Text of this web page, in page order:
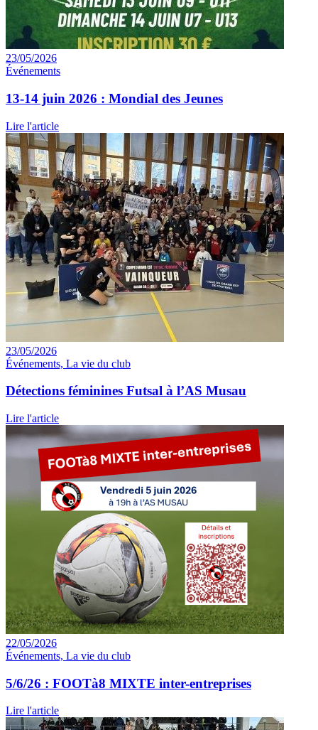
23/05/2026
Événements
13-14 juin 2026 : Mondial des Jeunes
Lire l'article
23/05/2026
Événements, La vie du club
Détections féminines Futsal à l’AS Musau
Lire l'article
22/05/2026
Événements, La vie du club
5/6/26 : FOOTà8 MIXTE inter-entreprises
Lire l'article